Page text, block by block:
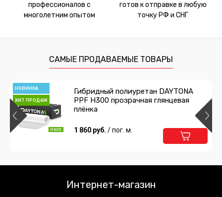
профессионалов с
многолетним опытом
готов к отправке в любую
точку РФ и СНГ
САМЫЕ ПРОДАВАЕМЫЕ ТОВАРЫ
НОВИНКА
ХИТ ПРОДАЖ
Гибридный полиуретан DAYTONA
PPF H300 прозрачная глянцевая
плёнка
1 860 руб. / пог. м.
Интернет-магазин